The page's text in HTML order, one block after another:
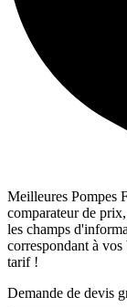
Meilleures Pompes
comparateur de
les champs
correspondant à
tarif !
Demande de devis